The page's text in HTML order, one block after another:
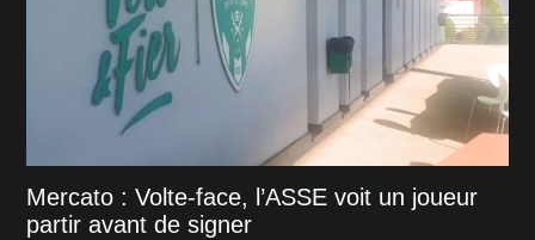
Mercato : Volte-face, l’ASSE voit un joueur
partir avant de signer